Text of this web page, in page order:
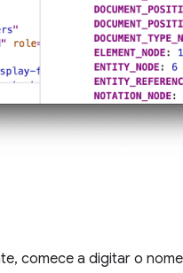
comece a digitar o